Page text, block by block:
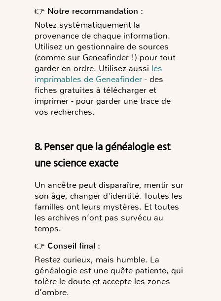
👉 Notre recommandation :
Notez systématiquement la
provenance de chaque information.
Utilisez un gestionnaire de sources
(comme sur Geneafinder !) pour tout
garder en ordre. Utilisez aussi les
imprimables de Geneafinder - des
fiches gratuites à télécharger et
imprimer - pour garder une trace de
vos recherches.
8. Penser que la généalogie est
une science exacte
Un ancêtre peut disparaître, mentir sur
son âge, changer d'identité. Toutes les
familles ont leurs mystères. Et toutes
les archives n’ont pas survécu au
temps.
👉 Conseil final :
Restez curieux, mais humble. La
généalogie est une quête patiente, qui
tolère le doute et accepte les zones
d’ombre.